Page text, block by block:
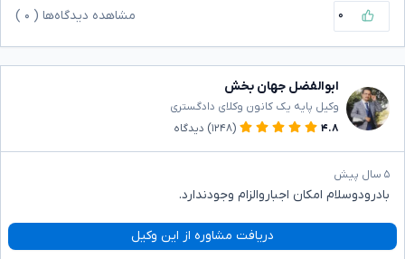
۰ مشاهده دیدگاه‌ها ( ۰
ابوالفضل جهان بخش
وکیل پایه یک کانون وکلای دادگستری
۴.۸
(۱۲۴۸) دیدگاه
۵ سال پیش
بادرودوسلام امکان اجباروالزام وجودندارد.
دریافت مشاوره از این وکیل